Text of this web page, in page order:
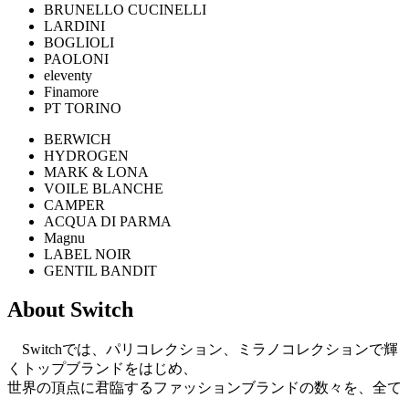
BRUNELLO CUCINELLI
LARDINI
BOGLIOLI
PAOLONI
eleventy
Finamore
PT TORINO
BERWICH
HYDROGEN
MARK & LONA
VOILE BLANCHE
CAMPER
ACQUA DI PARMA
Magnu
LABEL NOIR
GENTIL BANDIT
About Switch
Switchでは、パリコレクション、ミラノコレクションで輝
くトップブランドをはじめ、
世界の頂点に君臨するファッションブランドの数々を、全て